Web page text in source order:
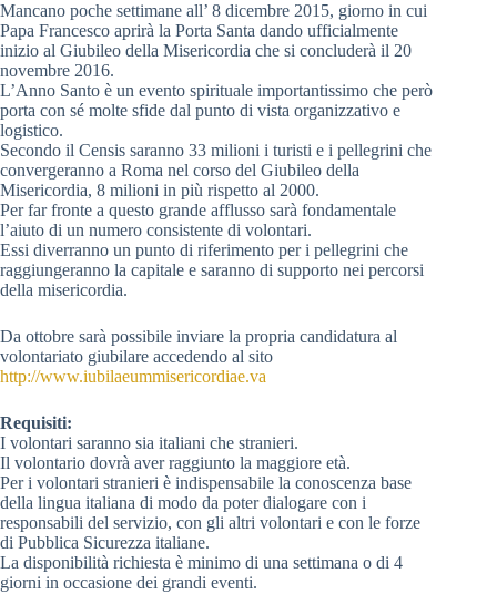
Mancano poche settimane all’ 8 dicembre 2015, giorno in cui
Papa Francesco aprirà la Porta Santa dando ufficialmente
inizio al Giubileo della Misericordia che si concluderà il 20
novembre 2016.
L’Anno Santo è un evento spirituale importantissimo che però
porta con sé molte sfide dal punto di vista organizzativo e
logistico.
Secondo il Censis saranno 33 milioni i turisti e i pellegrini che
convergeranno a Roma nel corso del Giubileo della
Misericordia, 8 milioni in più rispetto al 2000.
Per far fronte a questo grande afflusso sarà fondamentale
l’aiuto di un numero consistente di volontari.
Essi diverranno un punto di riferimento per i pellegrini che
raggiungeranno la capitale e saranno di supporto nei percorsi
della misericordia.
Da ottobre sarà possibile inviare la propria candidatura al
volontariato giubilare accedendo al sito
http://www.iubilaeummisericordiae.va
Requisiti:
I volontari saranno sia italiani che stranieri.
Il volontario dovrà aver raggiunto la maggiore età.
Per i volontari stranieri è indispensabile la conoscenza base
della lingua italiana di modo da poter dialogare con i
responsabili del servizio, con gli altri volontari e con le forze
di Pubblica Sicurezza italiane.
La disponibilità richiesta è minimo di una settimana o di 4
giorni in occasione dei grandi eventi.